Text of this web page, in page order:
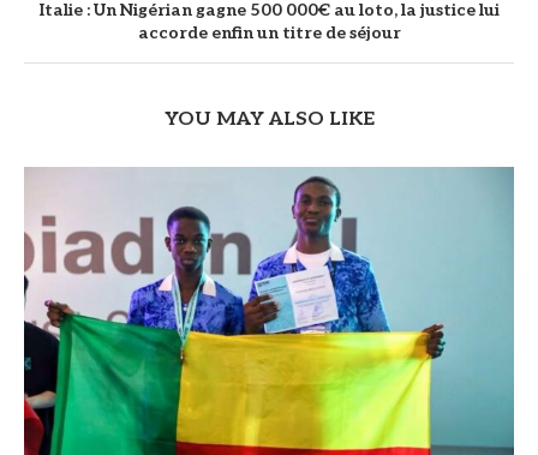
‎Italie : Un Nigérian gagne 500 000€ au loto, la justice lui
accorde enfin un titre de séjour
YOU MAY ALSO LIKE